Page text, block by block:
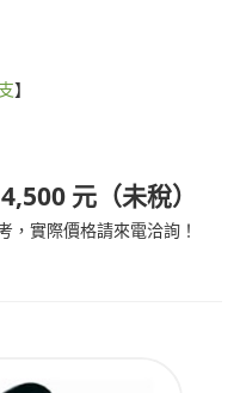
】
4,500 元（未稅）
，實際價格請來電洽詢！